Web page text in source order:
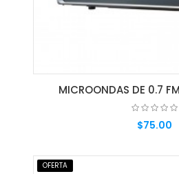
MICROONDAS DE 0.7
$75.00
OFERTA